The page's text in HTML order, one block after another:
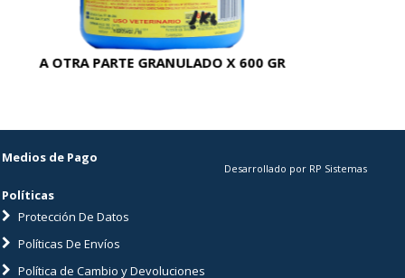
A OTRA PARTE GRANULADO X 600 GR
Medios de Pago
Políticas
Protección De Datos
Políticas De Envíos
Política de Cambio y Devoluciones
Desarrollado por RP Sistemas